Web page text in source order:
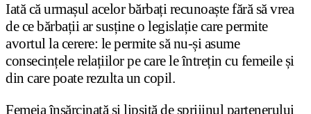
Iată că urmașul acelor bărbați recunoaște fără să vrea
de ce bărbații ar susține o legislație care permite
avortul la cerere: le permite să nu-și asume
consecințele relațiilor pe care le întrețin cu femeile și
din care poate rezulta un copil.
Femeia însărcinată și lipsită de sprijinul partenerului